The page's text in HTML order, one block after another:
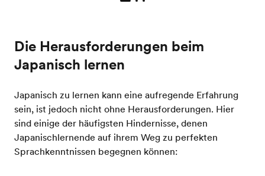
Die Herausforderungen beim
Japanisch lernen
Japanisch zu lernen kann eine aufregende Erfahrung
sein, ist jedoch nicht ohne Herausforderungen. Hier
sind einige der häufigsten Hindernisse, denen
Japanischlernende auf ihrem Weg zu perfekten
Sprachkenntnissen begegnen können: